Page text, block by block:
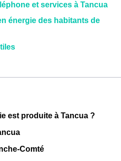
et services à Tancua
énergie des habitants de
est produite à Tancua ?
Comté